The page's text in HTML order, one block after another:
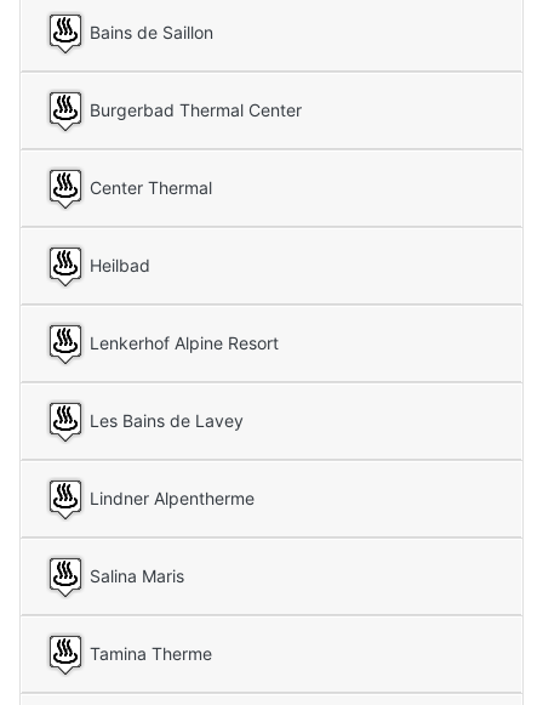
Bains de Saillon
Burgerbad Thermal Center
Center Thermal
Heilbad
Lenkerhof Alpine Resort
Les Bains de Lavey
Lindner Alpentherme
Salina Maris
Tamina Therme